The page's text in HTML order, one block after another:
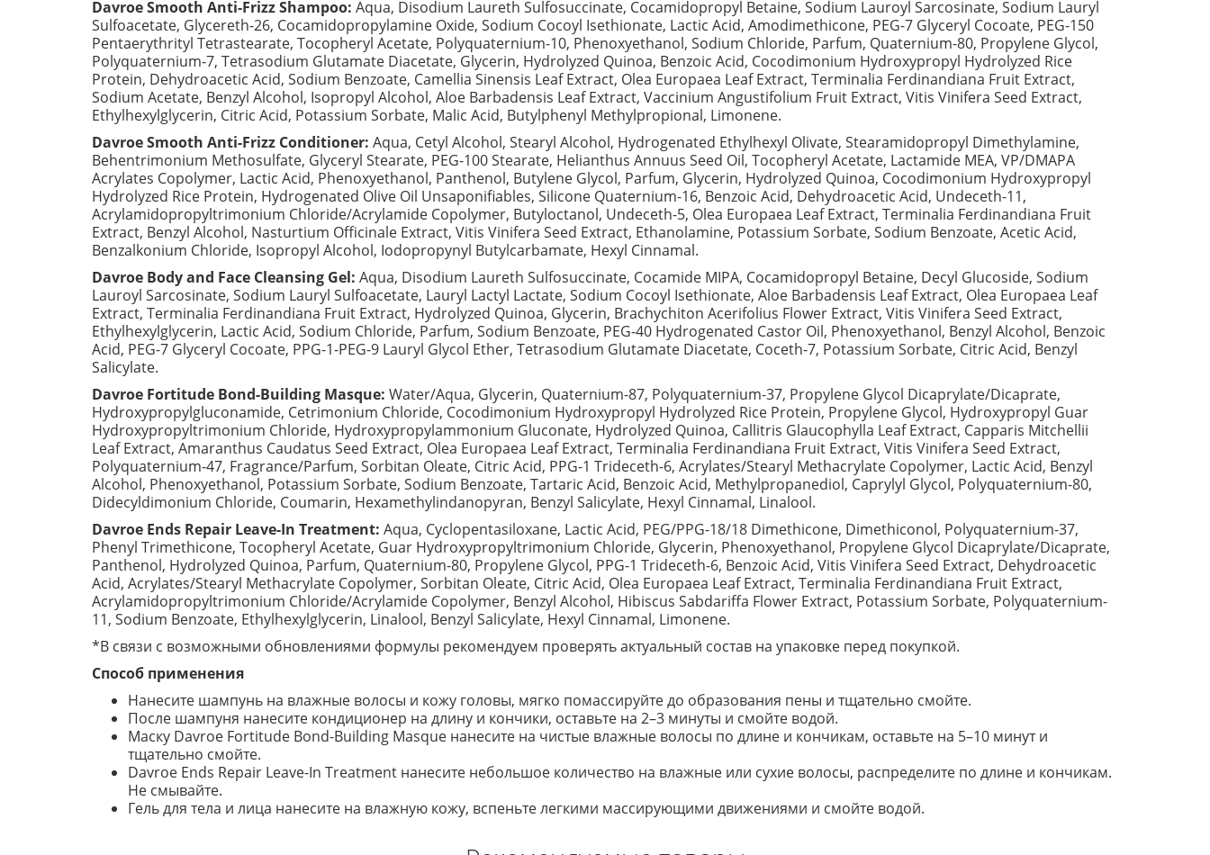
Davroe Smooth Anti-Frizz Shampoo: Aqua, Disodium Laureth Sulfosuccinate, Cocamidopropyl Betaine, Sodium Lauroyl Sarcosinate, Sodium Lauryl
Sulfoacetate, Glycereth-26, Cocamidopropylamine Oxide, Sodium Cocoyl Isethionate, Lactic Acid, Amodimethicone, PEG-7 Glyceryl Cocoate, PEG-150
Pentaerythrityl Tetrastearate, Tocopheryl Acetate, Polyquaternium-10, Phenoxyethanol, Sodium Chloride, Parfum, Quaternium-80, Propylene Glycol,
Polyquaternium-7, Tetrasodium Glutamate Diacetate, Glycerin, Hydrolyzed Quinoa, Benzoic Acid, Cocodimonium Hydroxypropyl Hydrolyzed Rice
Protein, Dehydroacetic Acid, Sodium Benzoate, Camellia Sinensis Leaf Extract, Olea Europaea Leaf Extract, Terminalia Ferdinandiana Fruit Extract,
Sodium Acetate, Benzyl Alcohol, Isopropyl Alcohol, Aloe Barbadensis Leaf Extract, Vaccinium Angustifolium Fruit Extract, Vitis Vinifera Seed Extract,
Ethylhexylglycerin, Citric Acid, Potassium Sorbate, Malic Acid, Butylphenyl Methylpropional, Limonene.
Davroe Smooth Anti-Frizz Conditioner: Aqua, Cetyl Alcohol, Stearyl Alcohol, Hydrogenated Ethylhexyl Olivate, Stearamidopropyl Dimethylamine,
Behentrimonium Methosulfate, Glyceryl Stearate, PEG-100 Stearate, Helianthus Annuus Seed Oil, Tocopheryl Acetate, Lactamide MEA, VP/DMAPA
Acrylates Copolymer, Lactic Acid, Phenoxyethanol, Panthenol, Butylene Glycol, Parfum, Glycerin, Hydrolyzed Quinoa, Cocodimonium Hydroxypropyl
Hydrolyzed Rice Protein, Hydrogenated Olive Oil Unsaponifiables, Silicone Quaternium-16, Benzoic Acid, Dehydroacetic Acid, Undeceth-11,
Acrylamidopropyltrimonium Chloride/Acrylamide Copolymer, Butyloctanol, Undeceth-5, Olea Europaea Leaf Extract, Terminalia Ferdinandiana Fruit
Extract, Benzyl Alcohol, Nasturtium Officinale Extract, Vitis Vinifera Seed Extract, Ethanolamine, Potassium Sorbate, Sodium Benzoate, Acetic Acid,
Benzalkonium Chloride, Isopropyl Alcohol, Iodopropynyl Butylcarbamate, Hexyl Cinnamal.
Davroe Body and Face Cleansing Gel: Aqua, Disodium Laureth Sulfosuccinate, Cocamide MIPA, Cocamidopropyl Betaine, Decyl Glucoside, Sodium
Lauroyl Sarcosinate, Sodium Lauryl Sulfoacetate, Lauryl Lactyl Lactate, Sodium Cocoyl Isethionate, Aloe Barbadensis Leaf Extract, Olea Europaea Leaf
Extract, Terminalia Ferdinandiana Fruit Extract, Hydrolyzed Quinoa, Glycerin, Brachychiton Acerifolius Flower Extract, Vitis Vinifera Seed Extract,
Ethylhexylglycerin, Lactic Acid, Sodium Chloride, Parfum, Sodium Benzoate, PEG-40 Hydrogenated Castor Oil, Phenoxyethanol, Benzyl Alcohol, Benzoic
Acid, PEG-7 Glyceryl Cocoate, PPG-1-PEG-9 Lauryl Glycol Ether, Tetrasodium Glutamate Diacetate, Coceth-7, Potassium Sorbate, Citric Acid, Benzyl
Salicylate.
Davroe Fortitude Bond-Building Masque: Water/Aqua, Glycerin, Quaternium-87, Polyquaternium-37, Propylene Glycol Dicaprylate/Dicaprate,
Hydroxypropylgluconamide, Cetrimonium Chloride, Cocodimonium Hydroxypropyl Hydrolyzed Rice Protein, Propylene Glycol, Hydroxypropyl Guar
Hydroxypropyltrimonium Chloride, Hydroxypropylammonium Gluconate, Hydrolyzed Quinoa, Callitris Glaucophylla Leaf Extract, Capparis Mitchellii
Leaf Extract, Amaranthus Caudatus Seed Extract, Olea Europaea Leaf Extract, Terminalia Ferdinandiana Fruit Extract, Vitis Vinifera Seed Extract,
Polyquaternium-47, Fragrance/Parfum, Sorbitan Oleate, Citric Acid, PPG-1 Trideceth-6, Acrylates/Stearyl Methacrylate Copolymer, Lactic Acid, Benzyl
Alcohol, Phenoxyethanol, Potassium Sorbate, Sodium Benzoate, Tartaric Acid, Benzoic Acid, Methylpropanediol, Caprylyl Glycol, Polyquaternium-80,
Didecyldimonium Chloride, Coumarin, Hexamethylindanopyran, Benzyl Salicylate, Hexyl Cinnamal, Linalool.
Davroe Ends Repair Leave-In Treatment: Aqua, Cyclopentasiloxane, Lactic Acid, PEG/PPG-18/18 Dimethicone, Dimethiconol, Polyquaternium-37,
Phenyl Trimethicone, Tocopheryl Acetate, Guar Hydroxypropyltrimonium Chloride, Glycerin, Phenoxyethanol, Propylene Glycol Dicaprylate/Dicaprate,
Panthenol, Hydrolyzed Quinoa, Parfum, Quaternium-80, Propylene Glycol, PPG-1 Trideceth-6, Benzoic Acid, Vitis Vinifera Seed Extract, Dehydroacetic
Acid, Acrylates/Stearyl Methacrylate Copolymer, Sorbitan Oleate, Citric Acid, Olea Europaea Leaf Extract, Terminalia Ferdinandiana Fruit Extract,
Acrylamidopropyltrimonium Chloride/Acrylamide Copolymer, Benzyl Alcohol, Hibiscus Sabdariffa Flower Extract, Potassium Sorbate, Polyquaternium-
11, Sodium Benzoate, Ethylhexylglycerin, Linalool, Benzyl Salicylate, Hexyl Cinnamal, Limonene.
*В связи с возможными обновлениями формулы рекомендуем проверять актуальный состав на упаковке перед покупкой.
Способ применения
Нанесите шампунь на влажные волосы и кожу головы, мягко помассируйте до образования пены и тщательно смойте.
После шампуня нанесите кондиционер на длину и кончики, оставьте на 2–3 минуты и смойте водой.
Маску Davroe Fortitude Bond-Building Masque нанесите на чистые влажные волосы по длине и кончикам, оставьте на 5–10 минут и
тщательно смойте.
Davroe Ends Repair Leave-In Treatment нанесите небольшое количество на влажные или сухие волосы, распределите по длине и кончикам.
Не смывайте.
Гель для тела и лица нанесите на влажную кожу, вспеньте легкими массирующими движениями и смойте водой.